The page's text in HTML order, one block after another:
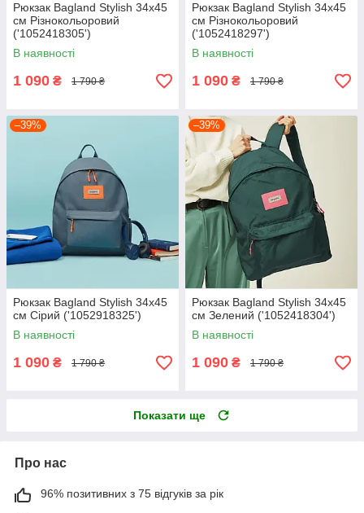
Рюкзак Bagland Stylish 34х45
см Різнокольоровий
('1052418305')
В наявності
1 090 ₴ 1 790 ₴
Рюкзак Bagland Stylish 34х45
см Різнокольоровий
('1052418297')
В наявності
1 090 ₴ 1 790 ₴
–39%
Рюкзак Bagland Stylish 34х45
см Сірий ('1052918325')
В наявності
1 090 ₴ 1 790 ₴
–39%
Рюкзак Bagland Stylish 34х45
см Зелений ('1052418304')
В наявності
1 090 ₴ 1 790 ₴
Показати ще
Про нас
96% позитивних з 75 відгуків за рік